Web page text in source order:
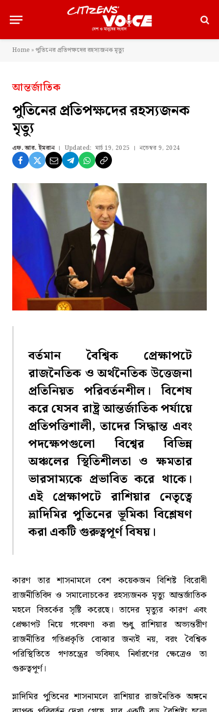
Home »পুতিনের প্রতিপক্ষদের রহস্যজনক মৃত্যু
আন্তর্জাতিক
পুতিনের প্রতিপক্ষদের রহস্যজনক
মৃত্যু
এফ. আর. ইমরান Updated: মার্চ 19, 2025 নভেম্বর 9, 2024
বর্তমান বৈশ্বিক প্রেক্ষাপটে
রাজনৈতিক ও অর্থনৈতিক উত্তেজনা
প্রতিনিয়ত পরিবর্তনশীল। বিশেষ
করে যেসব রাষ্ট্র আন্তর্জাতিক পর্যায়ে
প্রতিপত্তিশালী, তাদের সিদ্ধান্ত এবং
পদক্ষেপগুলো বিশ্বের বিভিন্ন
অঞ্চলের স্থিতিশীলতা ও ক্ষমতার
ভারসাম্যকে প্রভাবিত করে থাকে।‌
এই প্রেক্ষাপটে রাশিয়ার নেতৃত্বে
ভ্লাদিমির পুতিনের ভূমিকা বিশ্লেষণ
করা একটি গুরুত্বপূর্ণ বিষয়।
কারণ তার শাসনামলে বেশ কয়েকজন বিশিষ্ট বিরোধী
রাজনীতিবিদ ও সমালোচকের রহস্যজনক মৃত্যু আন্তর্জাতিক
মহলে বিতর্কের সৃষ্টি করেছে। তাদের মৃত্যুর কারণ এবং
প্রেক্ষাপট নিয়ে গবেষণা করা শুধু রাশিয়ার অভ্যন্তরীণ
রাজনীতির গতিপ্রকৃতি বোঝার জন্যই নয়, বরং বৈশ্বিক
পরিস্থিতিতে গণতন্ত্রের ভবিষ্যৎ নির্ধারণের ক্ষেত্রেও তা
গুরুত্বপূর্ণ।
ভ্লাদিমির পুতিনের শাসনামলে রাশিয়ার রাজনৈতিক অঙ্গনে